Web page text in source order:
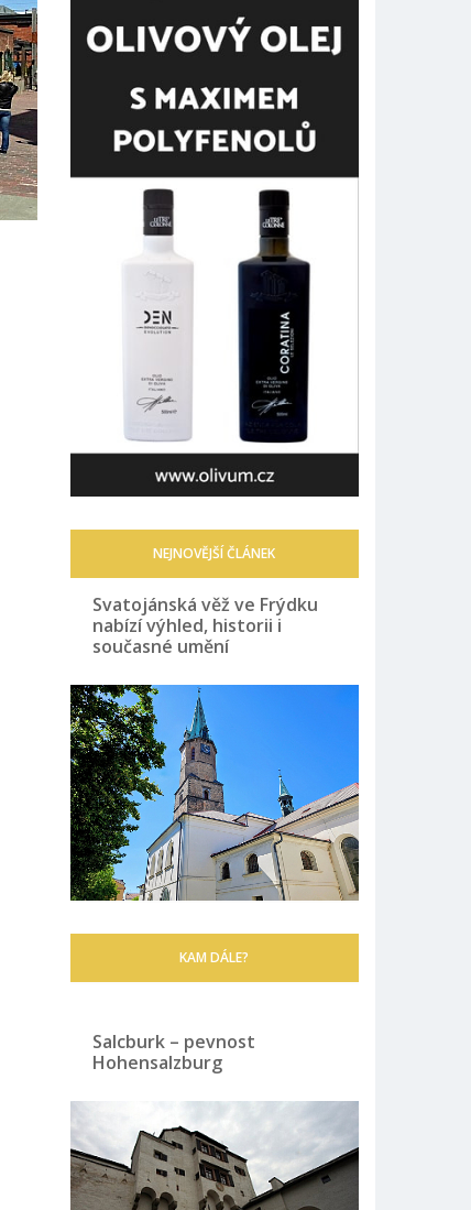
NEJNOVĚJŠÍ ČLÁNEK
Svatojánská věž ve Frýdku
nabízí výhled, historii i
současné umění
KAM DÁLE?
Salcburk – pevnost
Hohensalzburg